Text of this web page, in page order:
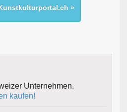
»
Unternehmen.
kaufen!